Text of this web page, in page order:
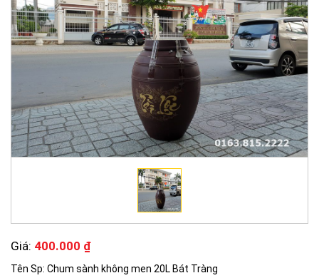
Giá: 400.000 ₫
Tên Sp: Chum sành không men 20L Bát Tràng